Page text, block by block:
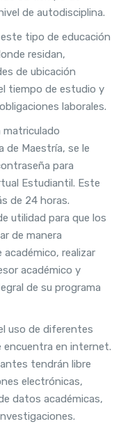
de autodisciplina.
tipo de educación
residan,
de ubicación
tiempo de estudio y
laborales.
matriculado
de Maestría, se le
para
Estudiantil. Este
de 24 horas.
utilidad para que los
de manera
realizar
académico y
de su programa
uso de diferentes
encuentra en internet.
tendrán libre
electrónicas,
datos académicas,